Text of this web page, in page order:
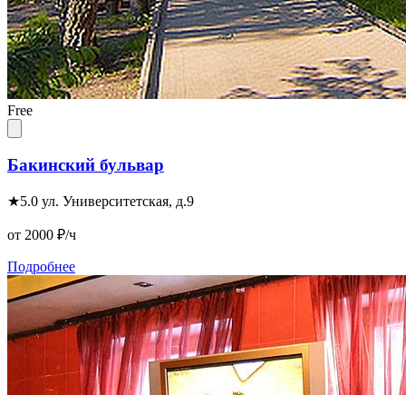
Free
Бакинский бульвар
★5.0 ул. Университетская, д.9
от 2000 ₽/ч
Подробнее